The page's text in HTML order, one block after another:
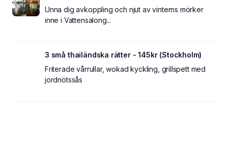
Unna dig avkoppling och njut av vinterns mörker
inne i Vattensalong...
3 små thailändska rätter - 145kr (Stockholm)
Friterade vårrullar, wokad kyckling, grillspett med
jordnötssås